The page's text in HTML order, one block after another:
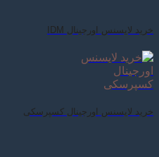
خرید لایسنس اورجینال IDM
خرید لایسنس اورجینال کسپرسکی